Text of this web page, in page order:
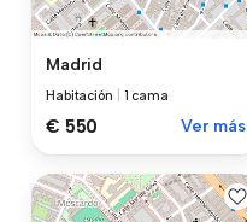
Madrid
Habitación 1 cama
€ 550 Ver más